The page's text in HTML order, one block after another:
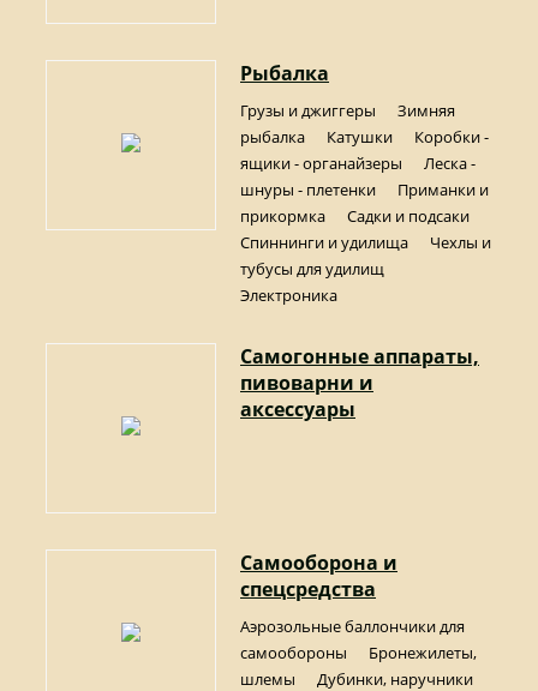
Рыбалка
Грузы и джиггеры
Зимняя
рыбалка
Катушки
Коробки -
ящики - органайзеры
Леска -
шнуры - плетенки
Приманки и
прикормка
Садки и подсаки
Спиннинги и удилища
Чехлы и
тубусы для удилищ
Электроника
Самогонные аппараты,
пивоварни и
аксессуары
Самооборона и
спецсредства
Аэрозольные баллончики для
самообороны
Бронежилеты,
шлемы
Дубинки, наручники